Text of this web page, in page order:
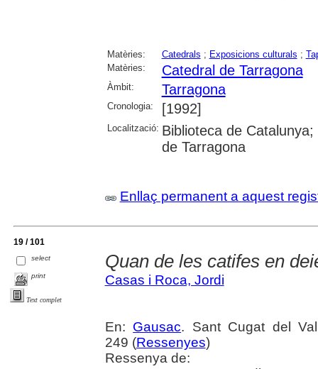
Matèries: Catedrals ; Exposicions culturals ;
Matèries:
Catedral de Tarragona
Àmbit: Tarragona
Cronologia: [1992]
Localització: Biblioteca de
de Tarragona
Enllaç permanent a aquest
19 / 101
select
print
Text complet
Quan de les catifes en
Casas i Roca, Jordi
En: Gausac. Sant Cugat del
249 (Ressenyes)
Ressenya de: